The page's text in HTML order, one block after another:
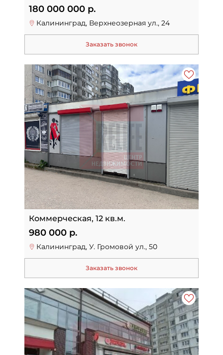
180 000 000 р.
Калининград, Верхнеозерная ул., 24
Заказать звонок
Коммерческая, 12 кв.м.
980 000 р.
Калининград, У. Громовой ул., 50
Заказать звонок